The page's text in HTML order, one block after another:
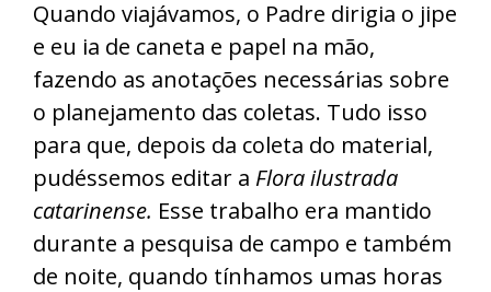
Quando viajávamos, o Padre dirigia o jipe
e eu ia de caneta e papel na mão,
fazendo as anotações necessárias sobre
o planejamento das coletas. Tudo isso
para que, depois da coleta do material,
pudéssemos editar a Flora ilustrada
catarinense. Esse trabalho era mantido
durante a pesquisa de campo e também
de noite, quando tínhamos umas horas